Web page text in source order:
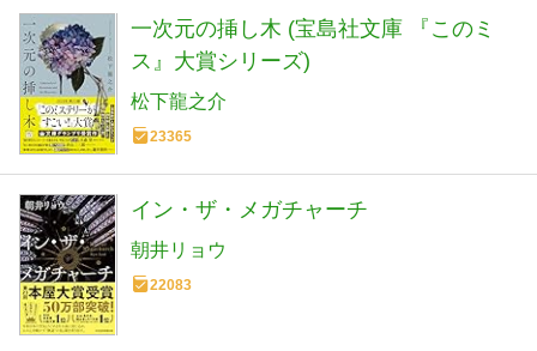
一次元の挿し木 (宝島社文庫 『このミ
ス』大賞シリーズ)
松下龍之介
23365
イン・ザ・メガチャーチ
朝井リョウ
22083